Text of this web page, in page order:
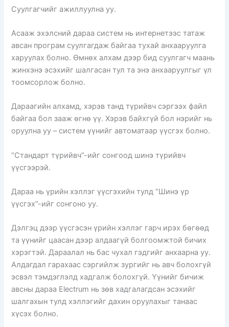
Суулгагчийг ажиллуулна уу.
Асааж эхэлсний дараа систем нь интернетээс татаж
авсан програм суулгагдаж байгаа тухай анхааруулга
харуулах болно. Өмнөх алхам дээр бид суулгагч маань
жинхэнэ эсэхийг шалгасан тул та энэ анхааруулгыг үл
тоомсорлож болно.
Дараагийн алхамд, хэрэв танд түрийвч сэргээх файл
байгаа бол зааж өгнө үү. Хэрэв байхгүй бол нэрийг нь
оруулна уу – систем үүнийг автоматаар үүсгэх болно.
“Стандарт түрийвч”-ийг сонгоод шинэ түрийвч
үүсгээрэй.
Дараа нь үрийн хэллэг үүсгэхийн тулд “Шинэ үр
үүсгэх”-ийг сонгоно уу.
Дэлгэц дээр үүсгэсэн үрийн хэллэг гарч ирэх бөгөөд
та үүнийг цаасан дээр алдаагүй болгоомжтой бичих
хэрэгтэй. Дараалал нь бас чухал гэдгийг анхаарна уу.
Алдагдал гарахаас сэргийлж зургийг нь авч болохгүй
эсвэл тэмдэглэлд хадгалж болохгүй. Үүнийг бичиж
авсны дараа Electrum нь зөв хадгалагдсан эсэхийг
шалгахын тулд хэллэгийг дахин оруулахыг танаас
хүсэх болно.